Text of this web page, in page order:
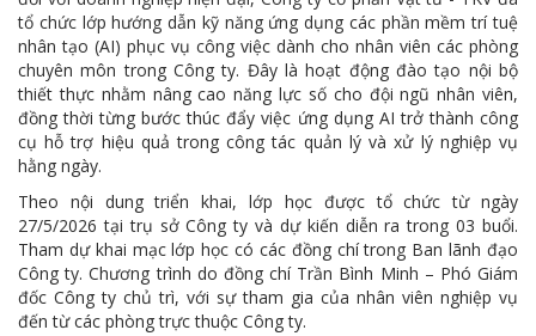
Báo cáo tổng kết hoạt động SXKD năm 2023
10 sự kiện tiêu biểu năm 2023
MTS -10 sự kiện nổi bật năm 2022
Bản tin số 358- Vinacomin news
COMINLUB - TỰ HÀO CHẶNG ĐƯỜNG 25 NĂM
MTS - Gặp mặt cán bộ ngành than vùng Cẩm Phả
Công ty CP Vật tư TKV quyết liệt phòng chống dịch đảm bảo cung ứng vật tư
tổ chức lớp hướng dẫn kỹ năng ứng dụng các phần mềm trí tuệ
nhân tạo (AI) phục vụ công việc dành cho nhân viên các phòng
chuyên môn trong Công ty. Đây là hoạt động đào tạo nội bộ
thiết thực nhằm nâng cao năng lực số cho đội ngũ nhân viên,
đồng thời từng bước thúc đẩy việc ứng dụng AI trở thành công
cụ hỗ trợ hiệu quả trong công tác quản lý và xử lý nghiệp vụ
hằng ngày.
Theo nội dung triển khai, lớp học được tổ chức từ ngày
27/5/2026 tại trụ sở Công ty và dự kiến diễn ra trong 03 buổi.
Tham dự khai mạc lớp học có các đồng chí trong Ban lãnh đạo
Công ty. Chương trình do đồng chí Trần Bình Minh – Phó Giám
đốc Công ty chủ trì, với sự tham gia của nhân viên nghiệp vụ
đến từ các phòng trực thuộc Công ty.